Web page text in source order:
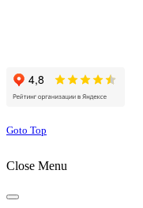
Goto Top
Close Menu